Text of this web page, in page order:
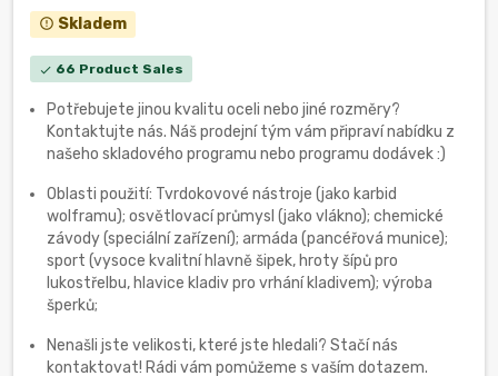
error_outline Skladem
check 66 Product Sales
Potřebujete jinou kvalitu oceli nebo jiné rozměry?
Kontaktujte nás. Náš prodejní tým vám připraví nabídku z
našeho skladového programu nebo programu dodávek :)
Oblasti použití: Tvrdokovové nástroje (jako karbid
wolframu); osvětlovací průmysl (jako vlákno); chemické
závody (speciální zařízení); armáda (pancéřová munice);
sport (vysoce kvalitní hlavně šipek, hroty šípů pro
lukostřelbu, hlavice kladiv pro vrhání kladivem); výroba
šperků;
Nenašli jste velikosti, které jste hledali? Stačí nás
kontaktovat! Rádi vám pomůžeme s vaším dotazem.